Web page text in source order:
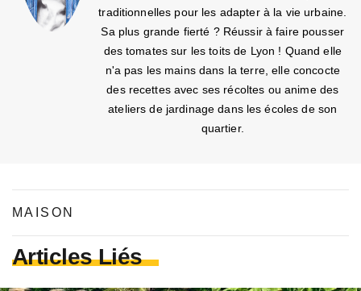
traditionnelles pour les adapter à la vie urbaine.
Sa plus grande fierté ? Réussir à faire pousser
des tomates sur les toits de Lyon ! Quand elle
n'a pas les mains dans la terre, elle concocte
des recettes avec ses récoltes ou anime des
ateliers de jardinage dans les écoles de son
quartier.
MAISON
Articles Liés